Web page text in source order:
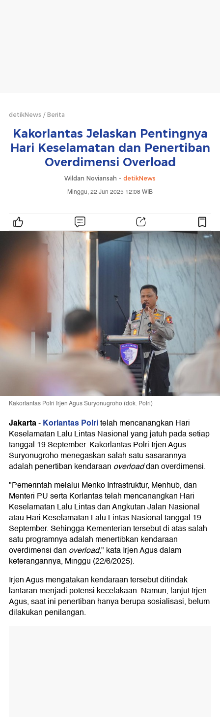
detikNews Berita
Kakorlantas Jelaskan Pentingnya
Hari Keselamatan dan Penertiban
Overdimensi Overload
Wildan Noviansah - detikNews
Minggu, 22 Jun 2025 12:08 WIB
Kakorlantas Polri Irjen Agus Suryonugroho (dok. Polri)
Jakarta-Korlantas Polritelah mencanangkan Hari
Keselamatan Lalu Lintas Nasional yang jatuh pada setiap
tanggal 19 September. Kakorlantas Polri Irjen Agus
Suryonugroho menegaskan salah satu sasarannya
adalah penertiban kendaraan overloaddan overdimensi.
"Pemerintah melalui Menko Infrastruktur, Menhub, dan
Menteri PU serta Korlantas telah mencanangkan Hari
Keselamatan Lalu Lintas dan Angkutan Jalan Nasional
atau Hari Keselamatan Lalu Lintas Nasional tanggal 19
September. Sehingga Kementerian tersebut di atas salah
satu programnya adalah menertibkan kendaraan
overdimensi dan overload," kata Irjen Agus dalam
keterangannya, Minggu (22/6/2025).
Irjen Agus mengatakan kendaraan tersebut ditindak
lantaran menjadi potensi kecelakaan. Namun, lanjut Irjen
Agus, saat ini penertiban hanya berupa sosialisasi, belum
dilakukan penilangan.